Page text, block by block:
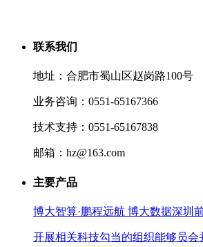
联系我们
地址：合肥市蜀山区赵岗路100号
业务咨询：0551-65167366
技术支持：0551-65167838
邮箱：hz@163.com
主要产品
博大智算·鹏程远航 博大数据深圳
开展相关科技勾当的组织能够员会